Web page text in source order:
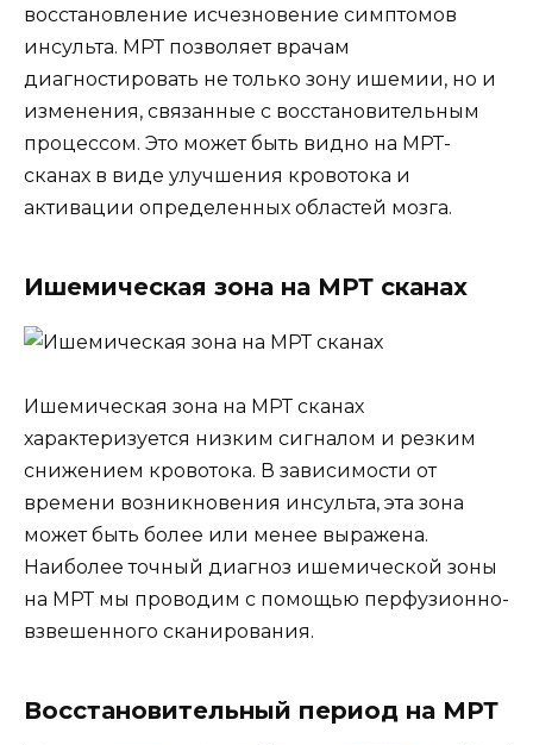
восстановление исчезновение симптомов
инсульта. МРТ позволяет врачам
диагностировать не только зону ишемии, но и
изменения, связанные с восстановительным
процессом. Это может быть видно на МРТ-
сканах в виде улучшения кровотока и
активации определенных областей мозга.
Ишемическая зона на МРТ сканах
Ишемическая зона на МРТ сканах
характеризуется низким сигналом и резким
снижением кровотока. В зависимости от
времени возникновения инсульта, эта зона
может быть более или менее выражена.
Наиболее точный диагноз ишемической зоны
на МРТ мы проводим с помощью перфузионно-
взвешенного сканирования.
Восстановительный период на МРТ